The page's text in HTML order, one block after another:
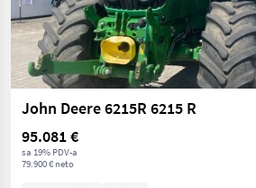
John Deere 6215R 6215 R
95.081 €
sa 19% PDV-a
79.900 € neto